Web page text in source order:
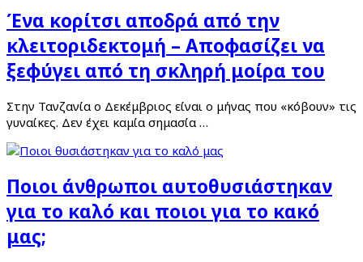
Ένα κορίτσι αποδρά από την
κλειτοριδεκτομή – Αποφασίζει να
ξεφύγει από τη σκληρή μοίρα του
Στην Τανζανία ο Δεκέμβριος είναι ο μήνας που «κόβουν» τις
γυναίκες. Δεν έχει καμία σημασία …
Ποιοι άνθρωποι αυτοθυσιάστηκαν
για το καλό και ποιοι για το κακό
μας;